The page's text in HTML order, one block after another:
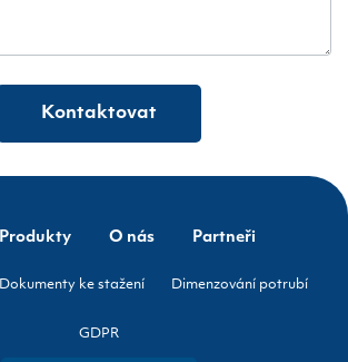
Kontaktovat
Produkty O nás Partneři
Dokumenty ke stažení Dimenzování potrubí
GDPR